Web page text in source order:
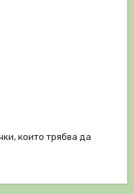
които трябва да